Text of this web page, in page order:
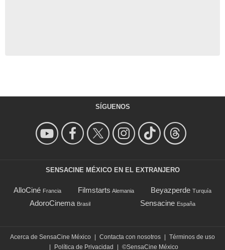
SÍGUENOS
SENSACINE MÉXICO EN EL EXTRANJERO
AlloCiné Francia Filmstarts Alemania Beyazperde Turquía
AdoroCinema Brasil Sensacine España
Acerca de SensaCine México Contacta con nosotros
Términos de uso
Política de Privacidad ©SensaCine México